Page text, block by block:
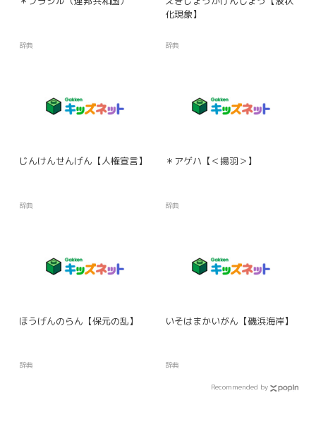
辞典
化現象】
辞典
じんけんせんげん【人権宣言】
辞典
＊アゲハ【＜揚羽＞】
辞典
ほうげんのらん【保元の乱】
辞典
いそはまかいがん【磯浜海岸】
辞典
Recommended by